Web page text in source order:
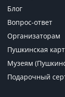
Блог
Вопрос-ответ
Организаторам
Пушкинская
Музеям
Подарочный